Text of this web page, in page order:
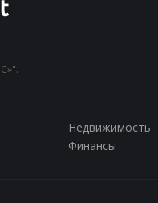
Недвижимость
Финансы